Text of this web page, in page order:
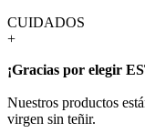
CUIDADOS
+
¡Gracias por elegir
Nuestros productos
virgen sin teñir.